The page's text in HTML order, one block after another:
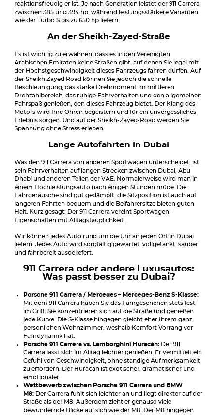
reaktionsfreudig er ist. Je nach Generation leistet der 911 Carrera
zwischen 385 und 394 hp, während leistungsstärkere Varianten
wie der Turbo S bis zu 650 hp liefern.
An der Sheikh-Zayed-Straße
Es ist wichtig zu erwähnen, dass es in den Vereinigten
Arabischen Emiraten keine Straßen gibt, auf denen Sie legal mit
der Höchstgeschwindigkeit dieses Fahrzeugs fahren dürfen. Auf
der Sheikh Zayed Road können Sie jedoch die schnelle
Beschleunigung, das starke Drehmoment im mittleren
Drehzahlbereich, das ruhige Fahrverhalten und den allgemeinen
Fahrspaß genießen, den dieses Fahrzeug bietet. Der Klang des
Motors wird Ihre Ohren begeistern und für ein unvergessliches
Erlebnis sorgen. Und auf der Sheikh-Zayed-Road werden Sie
Spannung ohne Stress erleben.
Lange Autofahrten in Dubai
Was den 911 Carrera von anderen Sportwagen unterscheidet, ist
sein Fahrverhalten auf langen Strecken zwischen Dubai, Abu
Dhabi und anderen Teilen der VAE. Normalerweise wird man in
einem Hochleistungsauto nach einigen Stunden müde. Die
Fahrgeräusche sind gut gedämpft, die Sitzposition ist auch auf
längeren Fahrten bequem und die Beifahrersitze bieten guten
Halt. Kurz gesagt: Der 911 Carrera vereint Sportwagen-
Eigenschaften mit Alltagstauglichkeit.
Wir können jedes Auto rund um die Uhr an jeden Ort in Dubai
liefern. Jedes Auto wird sorgfältig gewartet, vollgetankt, sauber
und fahrbereit ausgeliefert.
911 Carrera oder andere Luxusautos:
Was passt besser zu Dubai?
Porsche 911 Carrera / Mercedes – Mercedes-Benz S-Klasse:
Mit dem 911 Carrera haben Sie das Fahrgeschehen stets fest
im Griff. Sie konzentrieren sich auf die Straße und genießen
jede Kurve. Die S-Klasse hingegen gleicht eher Ihrem ganz
persönlichen Wohnzimmer, weshalb Komfort Vorrang vor
Fahrdynamik hat.
Porsche 911 Carrera vs. Lamborghini Huracán: Der 911
Carrera lässt sich im Alltag leichter genießen. Er vermittelt ein
Gefühl von Geschwindigkeit, ohne ständige Aufmerksamkeit
zu erfordern. Der Huracán ist exotischer, dramatischer und
emotionaler.
Wettbewerb zwischen Porsche 911 Carrera und BMW
M8: Der Carrera fühlt sich leichter an und liegt direkter auf der
Straße als der M8. Außerdem zieht er genauso viele
bewundernde Blicke auf sich wie der M8. Der M8 hingegen